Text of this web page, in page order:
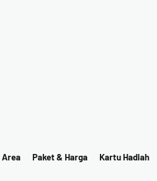
Area Paket & Harga Kartu Hadiah